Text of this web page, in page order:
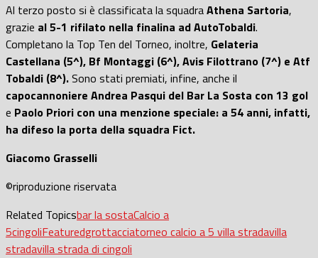
Al terzo posto si è classificata la squadraAthena Sartoria,
grazie al 5-1 rifilato nella finalina ad AutoTobaldi.
Completano la Top Ten del Torneo, inoltre, Gelateria
Castellana (5^), Bf Montaggi (6^), Avis Filottrano (7^) e Atf
Tobaldi (8^).Sono stati premiati, infine, anche il
capocannoniere Andrea Pasqui del Bar La Sosta con 13 gol
e Paolo Priori con una menzione speciale: a 54 anni, infatti,
ha difeso la porta della squadra Fict.
Giacomo Grasselli
©riproduzione riservata
Related Topicsbar la sostaCalcio a
5cingoliFeaturedgrottacciatorneo calcio a 5 villa stradavilla
stradavilla strada di cingoli